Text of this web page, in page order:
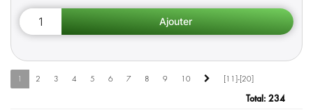
1 2 3 4 5 6 7 8 9 10 [11]-[20]
Total: 234